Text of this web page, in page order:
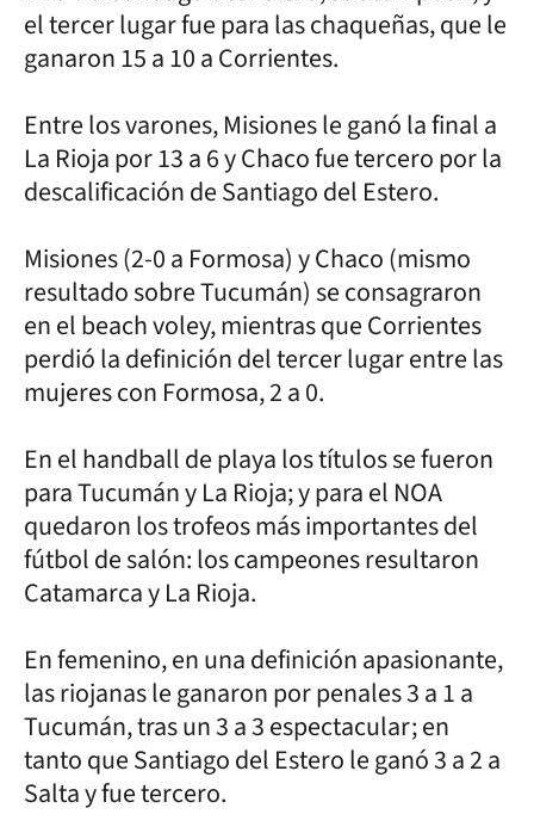
el tercer lugar fue para las chaqueñas, que le
ganaron 15 a 10 a Corrientes.
Entre los varones, Misiones le ganó la final a
La Rioja por 13 a 6 y Chaco fue tercero por la
descalificación de Santiago del Estero.
Misiones (2-0 a Formosa) y Chaco (mismo
resultado sobre Tucumán) se consagraron
en el beach voley, mientras que Corrientes
perdió la definición del tercer lugar entre las
mujeres con Formosa, 2 a 0.
En el handball de playa los títulos se fueron
para Tucumán y La Rioja; y para el NOA
quedaron los trofeos más importantes del
fútbol de salón: los campeones resultaron
Catamarca y La Rioja.
En femenino, en una definición apasionante,
las riojanas le ganaron por penales 3 a 1 a
Tucumán, tras un 3 a 3 espectacular; en
tanto que Santiago del Estero le ganó 3 a 2 a
Salta y fue tercero.